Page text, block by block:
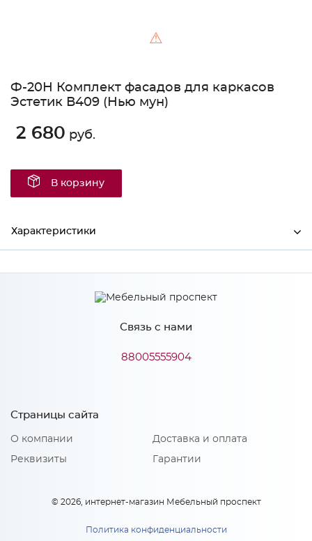
⚠
Ф-20Н Комплект фасадов для каркасов
Эстетик В409 (Нью мун)
2 680 руб.
В корзину
Характеристики
Ширина 396
18
916
Сурская мебель
Особенности
Материал 2: МДФ, акрилит
Количество упаковок: 1
Связь с нами
88005555904
Страницы сайта
О компании
Реквизиты
Доставка и оплата
Гарантии
© 2026, интернет-магазин Мебельный проспект
Политика конфиденциальности